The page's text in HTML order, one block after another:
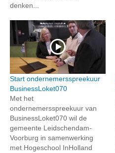
denken...
Start ondernemersspreekuur
BusinessLoket070
Met het
ondernemersspreekuur van
BusinessLoket070 wil de
gemeente Leidschendam-
Voorburg in samenwerking
met Hogeschool InHolland